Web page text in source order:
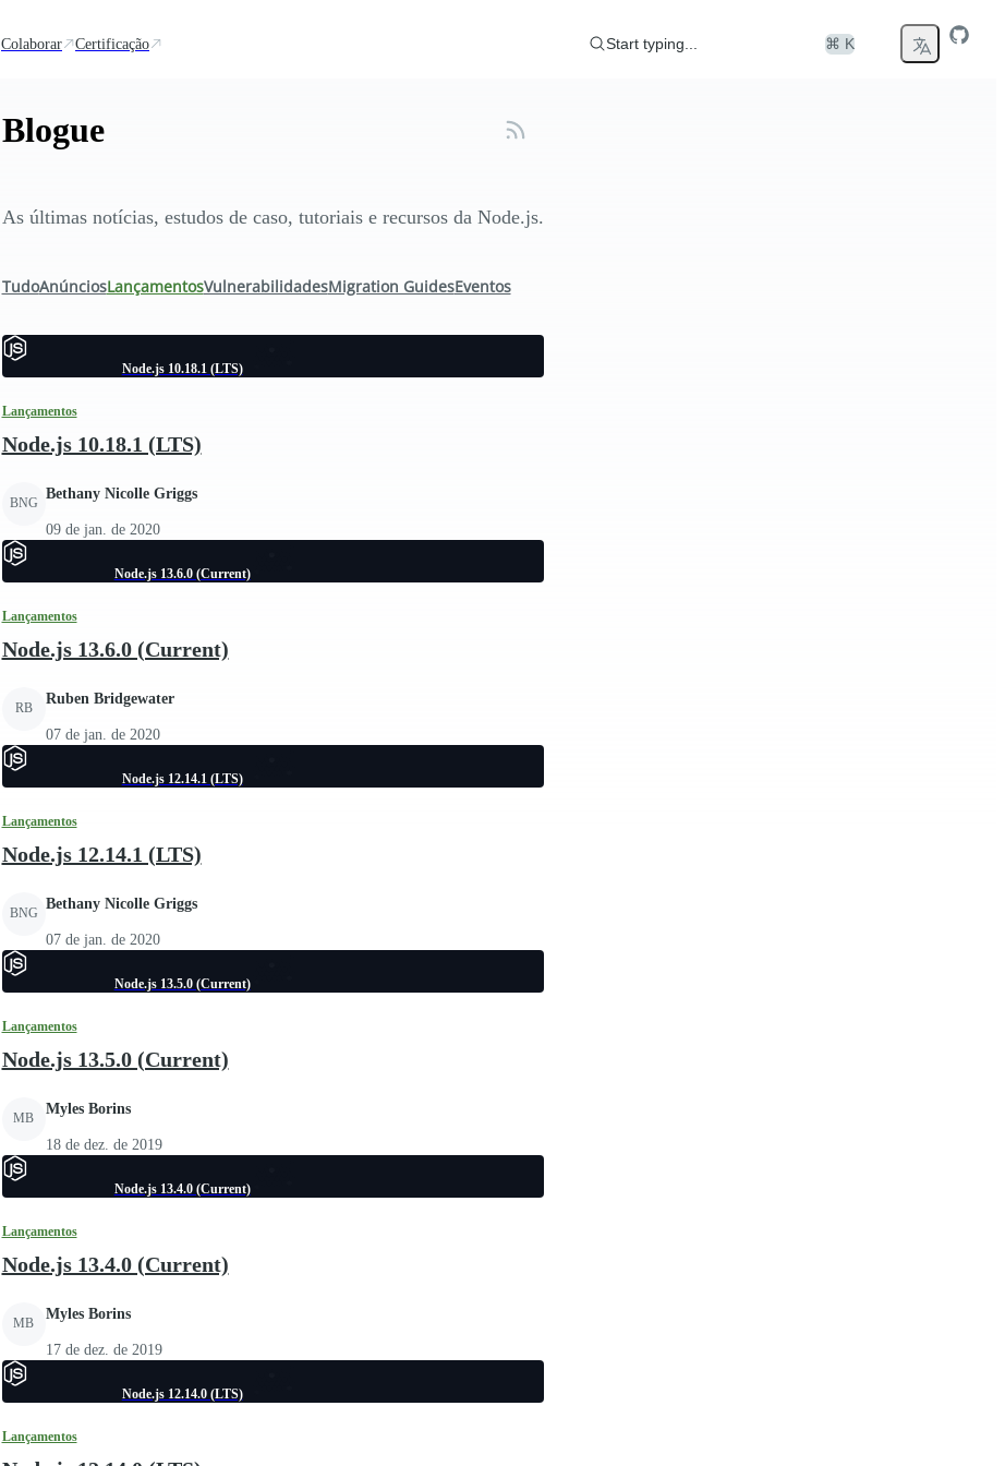
Colaborar Certificação Start typing... ⌘ K
Blogue
As últimas notícias, estudos de caso, tutoriais e recursos da Node.js.
TudoAnúnciosLançamentosVulnerabilidadesMigration GuidesEventos
Node.js 10.18.1 (LTS)
Lançamentos
Node.js 10.18.1 (LTS)
BNG
Bethany Nicolle Griggs
09 de jan. de 2020
Node.js 13.6.0 (Current)
Lançamentos
Node.js 13.6.0 (Current)
RB
Ruben Bridgewater
07 de jan. de 2020
Node.js 12.14.1 (LTS)
Lançamentos
Node.js 12.14.1 (LTS)
BNG
Bethany Nicolle Griggs
07 de jan. de 2020
Node.js 13.5.0 (Current)
Lançamentos
Node.js 13.5.0 (Current)
MB
Myles Borins
18 de dez. de 2019
Node.js 13.4.0 (Current)
Lançamentos
Node.js 13.4.0 (Current)
MB
Myles Borins
17 de dez. de 2019
Node.js 12.14.0 (LTS)
Lançamentos